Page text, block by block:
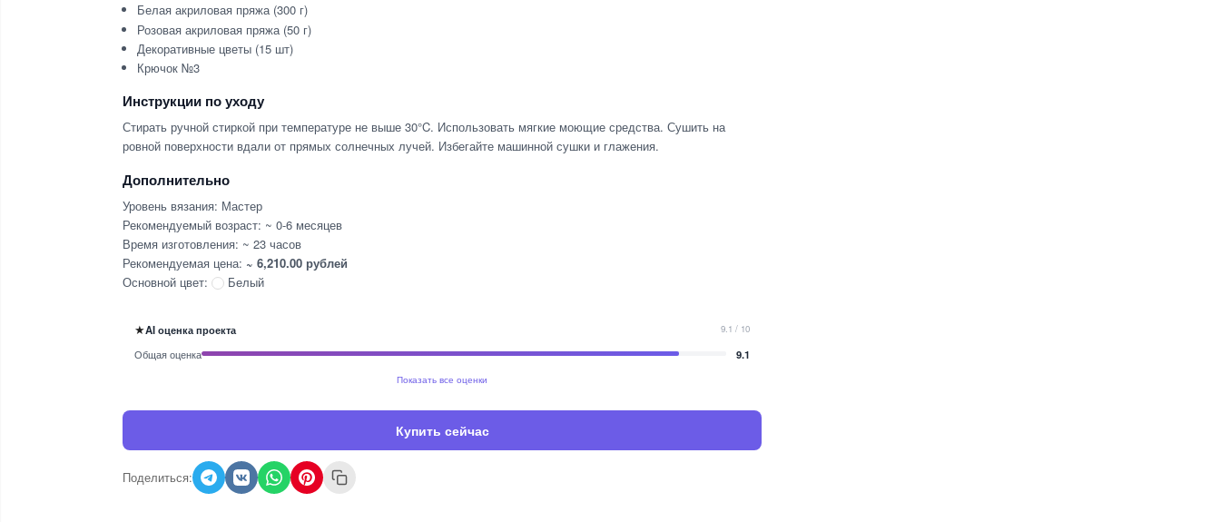
Белая акриловая пряжа (300 г)
Розовая акриловая пряжа (50 г)
Декоративные цветы (15 шт)
Крючок №3
Инструкции по уходу
Стирать ручной стиркой при температуре не выше 30°C. Использовать мягкие моющие средства. Сушить на
ровной поверхности вдали от прямых солнечных лучей. Избегайте машинной сушки и глажения.
Дополнительно
Уровень вязания: Мастер
Рекомендуемый возраст: ~ 0-6 месяцев
Время изготовления: ~ 23 часов
Рекомендуемая цена: ~ 6,210.00 рублей
Основной цвет:
Белый
★AI оценка проекта 9.1 / 10
Общая оценка 9.1
Показать все оценки
Купить сейчас
Поделиться: